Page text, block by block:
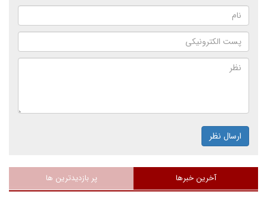
ارسال نظر
آخرین خبرها پر بازدیدترین ها